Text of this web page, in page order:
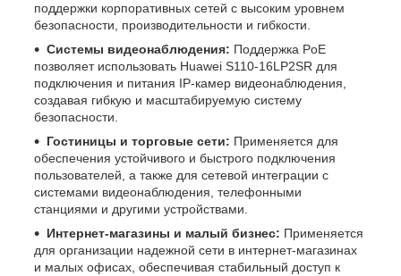
поддержки корпоративных сетей с высоким уровнем
безопасности, производительности и гибкости.
Системы видеонаблюдения: Поддержка PoE
позволяет использовать Huawei S110-16LP2SR для
подключения и питания IP-камер видеонаблюдения,
создавая гибкую и масштабируемую систему
безопасности.
Гостиницы и торговые сети: Применяется для
обеспечения устойчивого и быстрого подключения
пользователей, а также для сетевой интеграции с
системами видеонаблюдения, телефонными
станциями и другими устройствами.
Интернет-магазины и малый бизнес: Применяется
для организации надежной сети в интернет-магазинах
и малых офисах, обеспечивая стабильный доступ к